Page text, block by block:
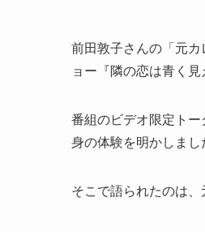
前田敦子さんの「元
ョー『隣の恋は青く
番組のビデオ限定ト
身の体験を明かしまし
そこで語られたのは